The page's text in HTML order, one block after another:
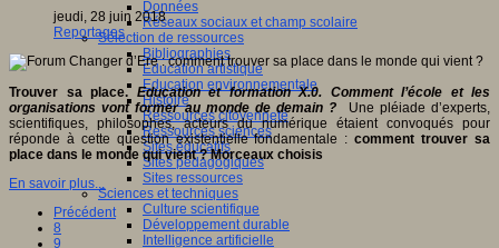
Données
Réseaux sociaux et champ scolaire
Sélection de ressources
Bibliographies
Education artistique
Education environnementale
Histoire
Ressources citoyenneté
Ressources sciences
Sites éducatifs
Sites pédagogiques
Sites ressources
Sciences et techniques
Culture scientifique
Développement durable
Intelligence artificielle
jeudi, 28 juin 2018
Reportages
Trouver sa place. Education et formation X.0. Comment l’école et les
organisations vont former au monde de demain ? Une pléiade d’experts,
scientifiques, philosophes, acteurs du numérique étaient convoqués pour
réponde à cette question existentielle fondamentale :comment trouver sa
place dans le monde qui vient ? Morceaux choisis
En savoir plus...
Précédent
8
9